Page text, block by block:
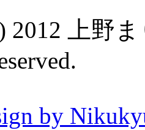
2012 上野
by